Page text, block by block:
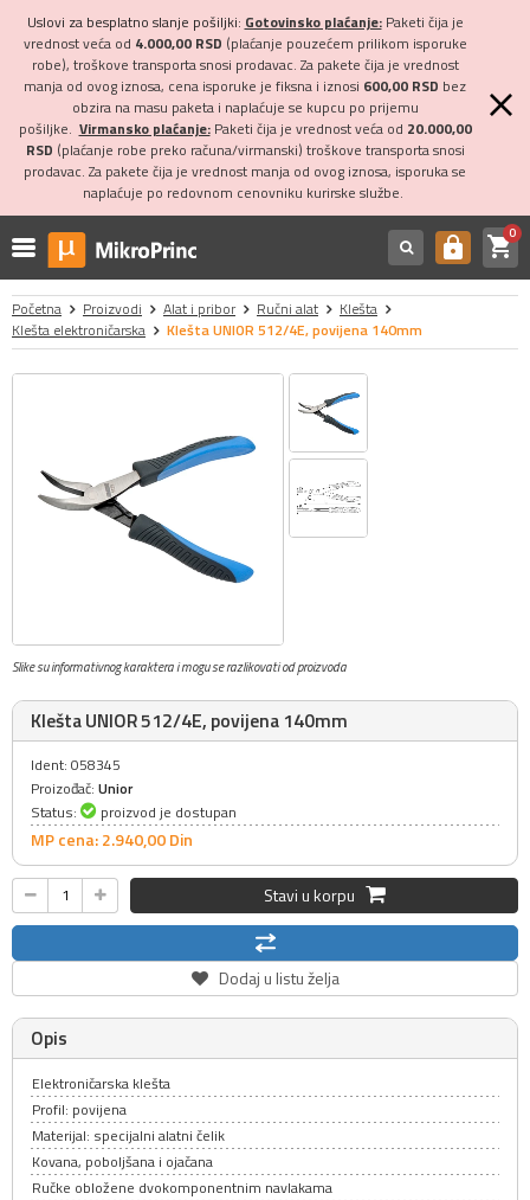
Uslovi za besplatno slanje pošiljki: Gotovinsko plaćanje:Paketi čija je
vrednost veća od 4.000,00 RSD (plaćanje pouzećem prilikom isporuke
robe), troškove transporta snosi prodavac. Za pakete čija je vrednost
manja od ovog iznosa, cena isporuke je fiksna i iznosi 600,00 RSD bez
obzira na masu paketa i naplaćuje se kupcu po prijemu
pošiljke. Virmansko plaćanje:Paketi čija je vrednost veća od 20.000,00
RSD (plaćanje robe preko računa/virmanski) troškove transporta snosi
prodavac. Za pakete čija je vrednost manja od ovog iznosa, isporuka se
naplaćuje po redovnom cenovniku kurirske službe.
https shopping_cart0
Početna Proizvodi Alat i pribor Ručni alat
Klešta
Klešta elektroničarska
Klešta UNIOR 512/4E, povijena 140mm
Slike su informativnog karaktera i mogu se razlikovati od proizvoda
Klešta UNIOR 512/4E, povijena 140mm
Ident: 058345
Proizođač: Unior
Status:
proizvod je dostupan
MP cena: 2.940,00Din
Stavi u korpu
Dodaj u listu želja
Opis
Elektroničarska klešta
Profil: povijena
Materijal: specijalni alatni čelik
Kovana, poboljšana i ojačana
Ručke obložene dvokomponentnim navlakama